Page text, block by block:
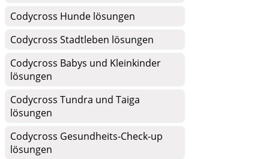
Codycross Hunde lösungen
Codycross Stadtleben lösungen
Codycross Babys und Kleinkinder
lösungen
Codycross Tundra und Taiga
lösungen
Codycross Gesundheits-Check-up
lösungen